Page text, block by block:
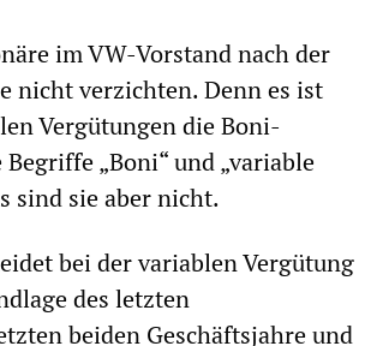
im VW-Vorstand nach der
nicht verzichten. Denn es ist
Vergütungen die Boni-
„Boni“ und „variable
sind sie aber nicht.
bei der variablen Vergütung
des letzten
beiden Geschäftsjahre und